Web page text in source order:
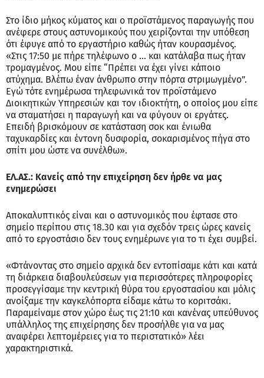
Στο ίδιο μήκος κύματος και ο προϊστάμενος παραγωγής που
ανέφερε στους αστυνομικούς που χειρίζονται την υπόθεση
ότι έφυγε από το εργαστήριο καθώς ήταν κουρασμένος.
«Στις 17:50 με πήρε τηλέφωνο ο … και κατάλαβα πως ήταν
τρομαγμένος. Μου είπε “Πρέπει να έχει γίνει κάποιο
ατύχημα. Βλέπω έναν άνθρωπο στην πόρτα στριμωγμένο”.
Εγώ τότε ενημέρωσα τηλεφωνικά τον προϊστάμενο
Διοικητικών Υπηρεσιών και τον ιδιοκτήτη, ο οποίος μου είπε
να σταματήσει η παραγωγή και να φύγουν οι εργάτες.
Επειδή βρισκόμουν σε κατάσταση σοκ και ένιωθα
ταχυκαρδίες και έντονη δυσφορία, σοκαρισμένος πήγα στο
σπίτι μου ώστε να συνέλθω».
ΕΛ.ΑΣ.: Κανείς από την επιχείρηση δεν ήρθε να μας
ενημερώσει
Αποκαλυπτικός είναι και ο αστυνομικός που έφτασε στο
σημείο περίπου στις 18.30 και για σχεδόν τρεις ώρες κανείς
από το εργοστάσιο δεν τους ενημέρωνε για το τι έχει συμβεί.
«Φτάνοντας στο σημείο αρχικά δεν εντοπίσαμε κάτι και κατά
τη διάρκεια διαβουλεύσεων για περισσότερες πληροφορίες
προσεγγίσαμε την κεντρική θύρα του εργοστασίου και μόλις
ανοίξαμε την καγκελόπορτα είδαμε κάτω το κοριτσάκι.
Παραμείναμε στον χώρο έως τις 21:10 και κανένας υπεύθυνος
υπάλληλος της επιχείρησης δεν προσήλθε για να μας
αναφέρει λεπτομέρειες για το περιστατικό» λέει
χαρακτηριστικά.